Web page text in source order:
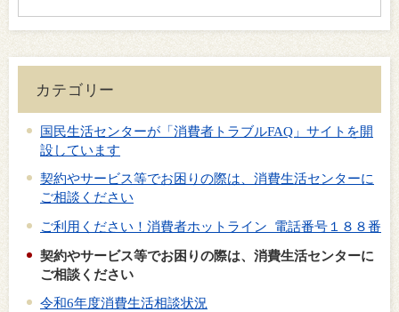
カテゴリー
国民生活センターが「消費者トラブルFAQ」サイトを開
設しています
契約やサービス等でお困りの際は、消費生活センターに
ご相談ください
ご利用ください！消費者ホットライン 電話番号１８８番
契約やサービス等でお困りの際は、消費生活センターに
ご相談ください
令和6年度消費生活相談状況